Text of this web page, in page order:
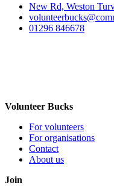
New Rd, Weston
01296 846678
Volunteer Bucks
For volunteers
For organisations
Contact
About us
Join